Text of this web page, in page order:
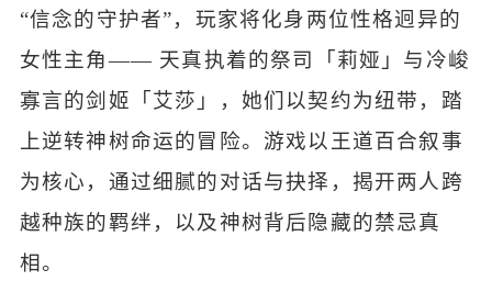
“信念的守护者”，玩家将化身两位性格迥异的
女性主角—— 天真执着的祭司「莉娅」与冷峻
寡言的剑姬「艾莎」，她们以契约为纽带，踏
上逆转神树命运的冒险。游戏以王道百合叙事
为核心，通过细腻的对话与抉择，揭开两人跨
越种族的羁绊，以及神树背后隐藏的禁忌真
相。